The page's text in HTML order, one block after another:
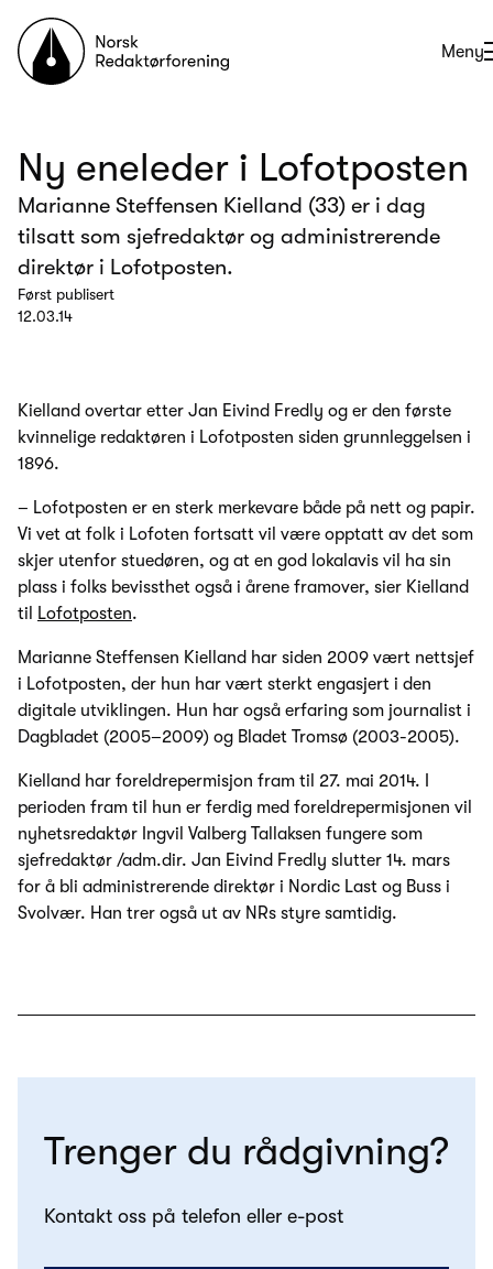
Til forsiden
Åpne
Meny
Ny eneleder i Lofotposten
Marianne Steffensen Kielland (33) er i dag
tilsatt som sjefredaktør og administrerende
direktør i Lofotposten.
Først publisert
12.03.14
Kielland overtar etter Jan Eivind Fredly og er den første
kvinnelige redaktøren i Lofotposten siden grunnleggelsen i
1896.
– Lofotposten er en sterk merkevare både på nett og papir.
Vi vet at folk i Lofoten fortsatt vil være opptatt av det som
skjer utenfor stuedøren, og at en god lokalavis vil ha sin
plass i folks bevissthet også i årene framover, sier Kielland
til
Lofotposten.
Marianne Steffensen Kielland har siden 2009 vært nettsjef
i Lofotposten, der hun har vært sterkt engasjert i den
digitale utviklingen. Hun har også erfaring som journalist i
Dagbladet (2005–2009) og Bladet Tromsø (2003-2005).
Kielland har foreldrepermisjon fram til 27. mai 2014. I
perioden fram til hun er ferdig med foreldrepermisjonen vil
nyhetsredaktør Ingvil Valberg Tallaksen fungere som
sjefredaktør /adm.dir. Jan Eivind Fredly slutter 14. mars
for å bli administrerende direktør i Nordic Last og Buss i
Svolvær. Han trer også ut av NRs styre samtidig.
Trenger du rådgivning?
Kontakt oss på telefon eller e-post